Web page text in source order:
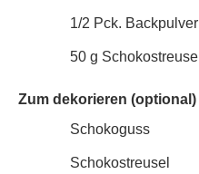
1/2 Pck. Backpulver
50 g Schokostreusel
Zum dekorieren (optional)
Schokoguss
Schokostreusel